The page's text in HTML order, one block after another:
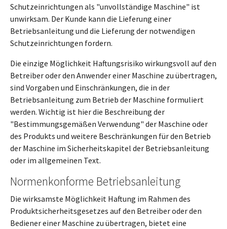
Schutzeinrichtungen als "unvollständige Maschine" ist
unwirksam. Der Kunde kann die Lieferung einer
Betriebsanleitung und die Lieferung der notwendigen
Schutzeinrichtungen fordern.
Die einzige Möglichkeit Haftungsrisiko wirkungsvoll auf den
Betreiber oder den Anwender einer Maschine zu übertragen,
sind Vorgaben und Einschränkungen, die in der
Betriebsanleitung zum Betrieb der Maschine formuliert
werden. Wichtig ist hier die Beschreibung der
"Bestimmungsgemäßen Verwendung" der Maschine oder
des Produkts und weitere Beschränkungen für den Betrieb
der Maschine im Sicherheitskapitel der Betriebsanleitung
oder im allgemeinen Text.
Normenkonforme Betriebsanleitung
Die wirksamste Möglichkeit Haftung im Rahmen des
Produktsicherheitsgesetzes auf den Betreiber oder den
Bediener einer Maschine zu übertragen, bietet eine